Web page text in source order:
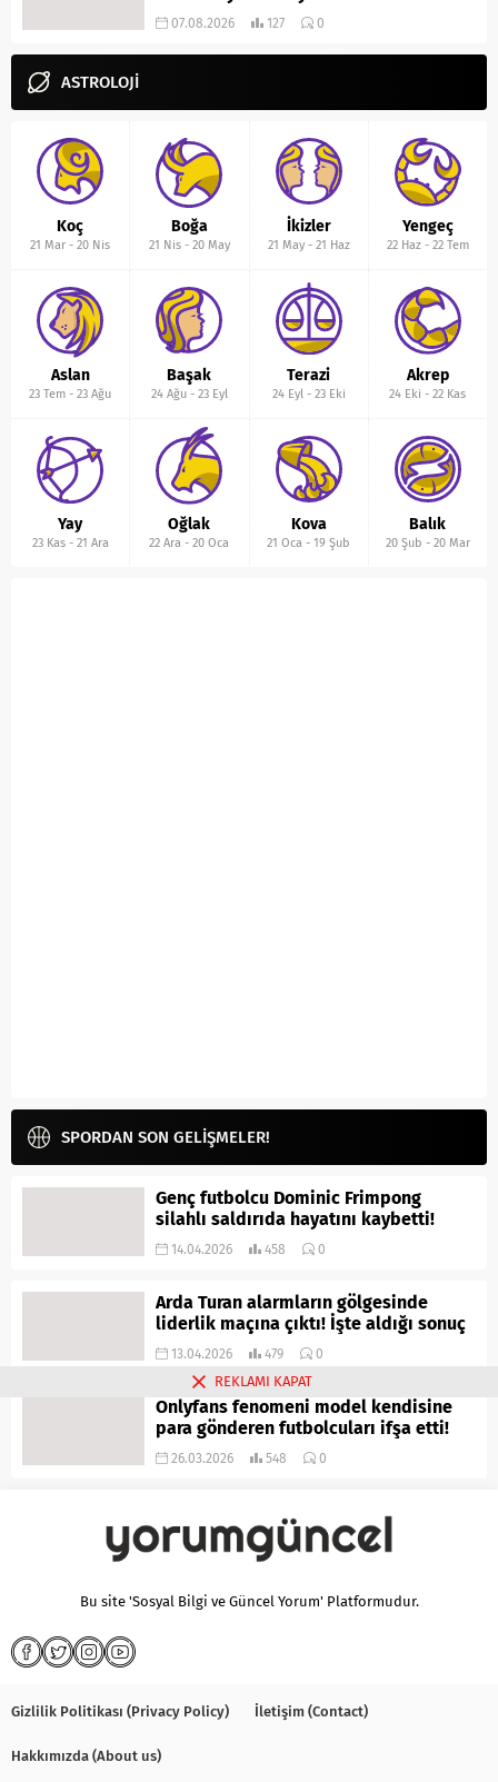
07.08.2026 127 0
ASTROLOJİ
Koç
21 Mar -20 Nis
Boğa
21 Nis- 20 May
İkizler
21 May- 21 Haz
Yengeç
22 Haz- 22 Tem
Aslan
23 Tem -23 Ağu
Başak
24 Ağu- 23 Eyl
Terazi
24 Eyl- 23 Eki
Akrep
24 Eki -22 Kas
Yay
23 Kas- 21 Ara
Oğlak
22 Ara -20 Oca
Kova
21 Oca -19 Şub
Balık
20 Şub - 20 Mar
SPORDAN SON GELİŞMELER!
Genç futbolcu Dominic Frimpong
silahlı saldırıda hayatını kaybetti!
14.04.2026 458 0
Arda Turan alarmların gölgesinde
liderlik maçına çıktı! İşte aldığı sonuç
13.04.2026 479 0
Onlyfans fenomeni model kendisine
para gönderen futbolcuları ifşa etti!
26.03.2026 548 0
Bu site 'Sosyal Bilgi ve Güncel Yorum' Platformudur.
Gizlilik Politikası (Privacy Policy) İletişim (Contact)
Hakkımızda (About us)
REKLAMI KAPAT